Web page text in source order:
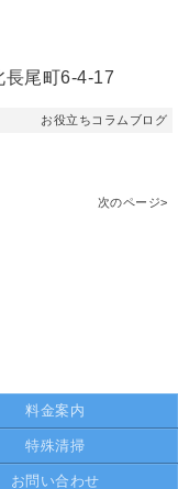
尾町6-4-17
お役立ちコラムブログ
次のページ>
料金案内
特殊清掃
お問い合わせ